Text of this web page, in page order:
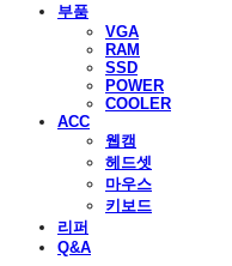
부품
VGA
RAM
SSD
POWER
COOLER
ACC
웹캠
헤드셋
마우스
키보드
리퍼
Q&A